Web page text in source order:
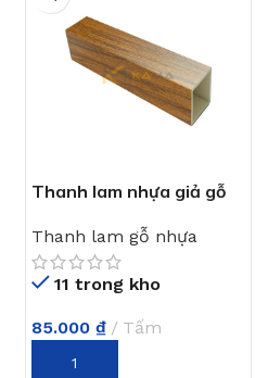
Thanh lam nhựa giả gỗ
Thanh lam gỗ nhựa
11 trong kho
85.000 ₫ Tấm